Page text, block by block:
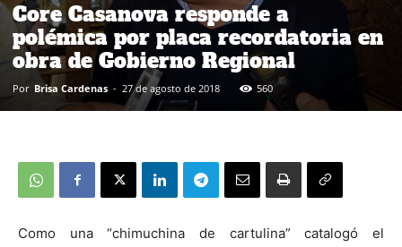
Core Casanova responde a
polémica por placa recordatoria en
obra de Gobierno Regional
Por Brisa Cardenas - 27 de agosto de 2018 560
Como una “chimuchina de cartulina” catalogó el